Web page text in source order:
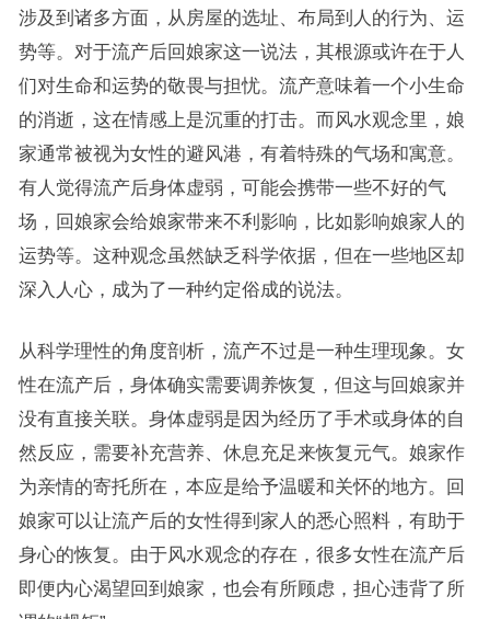
涉及到诸多方面，从房屋的选址、布局到人的行为、运
势等。对于流产后回娘家这一说法，其根源或许在于人
们对生命和运势的敬畏与担忧。流产意味着一个小生命
的消逝，这在情感上是沉重的打击。而风水观念里，娘
家通常被视为女性的避风港，有着特殊的气场和寓意。
有人觉得流产后身体虚弱，可能会携带一些不好的气
场，回娘家会给娘家带来不利影响，比如影响娘家人的
运势等。这种观念虽然缺乏科学依据，但在一些地区却
深入人心，成为了一种约定俗成的说法。
从科学理性的角度剖析，流产不过是一种生理现象。女
性在流产后，身体确实需要调养恢复，但这与回娘家并
没有直接关联。身体虚弱是因为经历了手术或身体的自
然反应，需要补充营养、休息充足来恢复元气。娘家作
为亲情的寄托所在，本应是给予温暖和关怀的地方。回
娘家可以让流产后的女性得到家人的悉心照料，有助于
身心的恢复。由于风水观念的存在，很多女性在流产后
即便内心渴望回到娘家，也会有所顾虑，担心违背了所